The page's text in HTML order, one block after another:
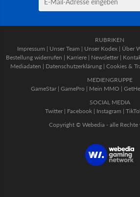
RUBRIKEN
Impressum | Unser Team | Unser Kodex | Über
Bestellung widerrufen | Karriere | Newsletter |
Mediadaten | Datenschutzerklärung | Cookies &
MEDIENGRUPPE
GameStar| GamePro | Mein MMO |
SOCIAL MEDIA
Twitter | Facebook | Instagram |
Copyright © Webedia - alle Rechte